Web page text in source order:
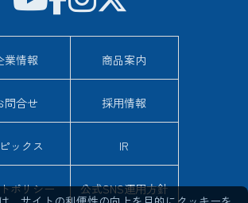
業情報 商品案内
問合せ 採用情報
ピックス IR
ポリシー 公式SNS運用方針